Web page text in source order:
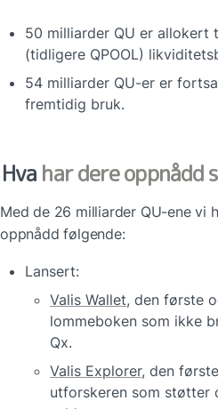
50 milliarder QU er allokert
(tidligere QPOOL)
54 milliarder QU-er er
fremtidig bruk.
Hva har dere oppnådd
Med de 26 milliarder QU-ene vi
oppnådd følgende:
Lansert:
Valis Wallet, den første
lommeboken som ikke
Qx.
Valis Explorer, den
utforskeren som støtter